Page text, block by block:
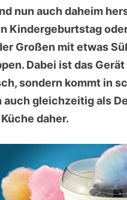
nun auch daheim
Kindergeburtstag
Großen mit etwas
Dabei ist das
sondern kommt in
auch gleichzeitig als
daher.